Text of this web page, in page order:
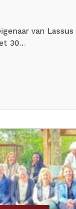
van
30…